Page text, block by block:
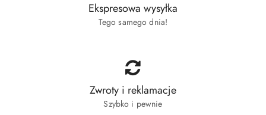
Ekspresowa wysyłka
Tego samego dnia!
Zwroty i reklamacje
Szybko i pewnie